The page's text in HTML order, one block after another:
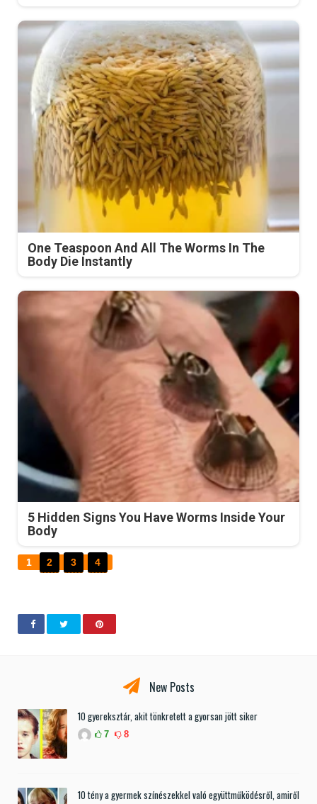
One Teaspoon And All The Worms In The
Body Die Instantly
5 Hidden Signs You Have Worms Inside Your
Body
1 2 3 4
New Posts
10 gyereksztár, akit tönkretett a gyorsan jött siker
7 8
10 tény a gyermek színészekkel való együttműködésről, amiről